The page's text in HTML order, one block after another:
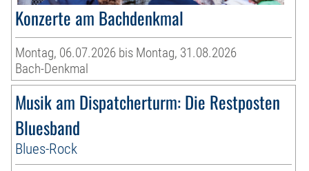
Konzerte am Bachdenkmal
Montag, 06.07.2026 bis Montag, 31.08.2026
Bach-Denkmal
Musik am Dispatcherturm: Die Restposten
Bluesband
Blues-Rock